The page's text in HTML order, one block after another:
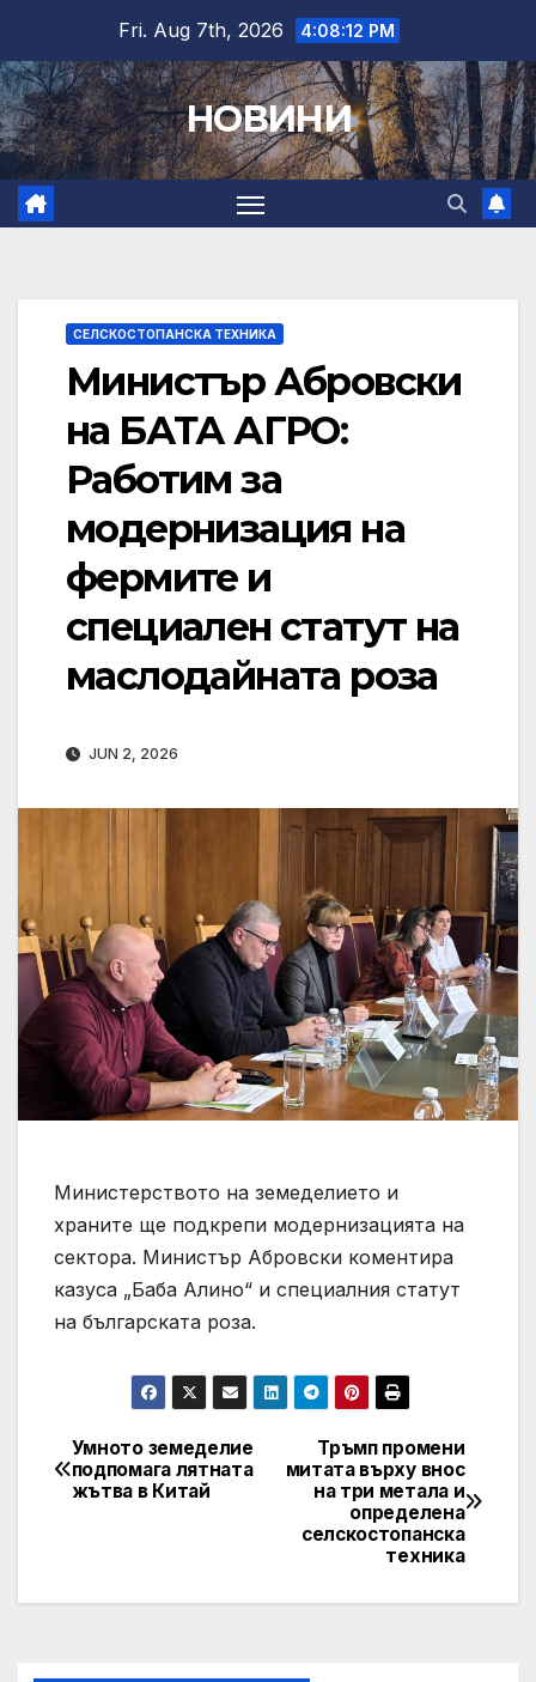
content
Fri. Aug 7th, 2026 4:08:13 PM
НОВИНИ
СЕЛСКОСТОПАНСКА ТЕХНИКА
Министър Абровски
на БАТА АГРО:
Работим за
модернизация на
фермите и
специален статут на
маслодайната роза
JUN 2, 2026
Министерството на земеделието и
храните ще подкрепи модернизацията на
сектора. Министър Абровски коментира
казуса „Баба Алино“ и специалния статут
на българската роза.
Post
navigation
Тръмп промени
митата върху внос
на три метала и
определена
селскостопанска
техника
Умното земеделие
подпомага лятната
жътва в Китай